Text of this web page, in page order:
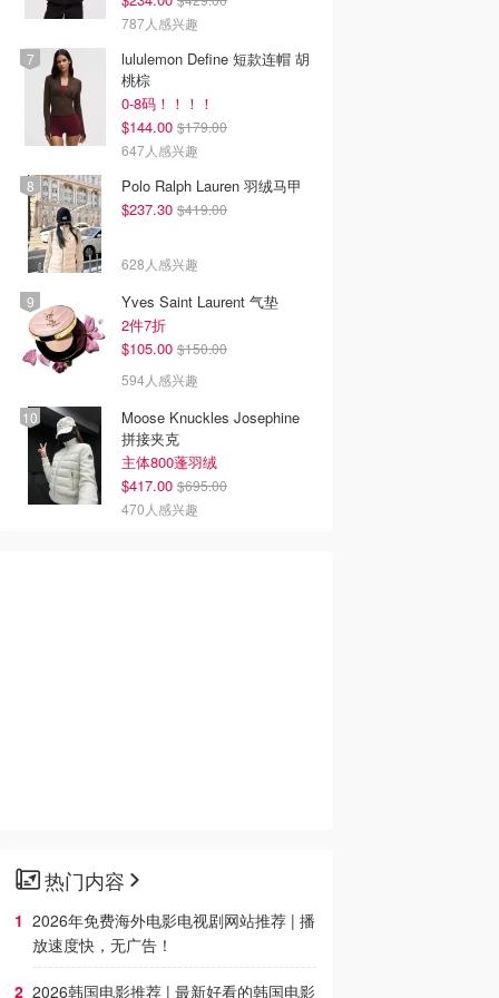
787人感兴趣
lululemon Define 短款连帽 胡
桃棕
0-8码！！！！
$144.00 $179.00
647人感兴趣
Polo Ralph Lauren 羽绒马甲
$237.30 $419.00
628人感兴趣
Yves Saint Laurent 气垫
2件7折
$105.00 $150.00
594人感兴趣
Moose Knuckles Josephine
拼接夹克
主体800蓬羽绒
$417.00 $695.00
470人感兴趣
热门内容
2026年免费海外电影电视剧网站推荐 | 播
放速度快，无广告！
2026韩国电影推荐 | 最新好看的韩国电影